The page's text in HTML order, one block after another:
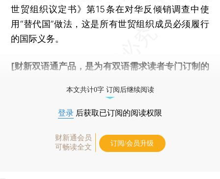
世贸组织议定书》第15条在对华反倾销调查中使
用“替代国”做法，这是所有世贸组织成员必须履行
的国际义务。
[财新双语通产品，是为有双语需求读者专门订制的
本文共计0字 订阅后继续阅读
登录 后获取已订阅的阅读权限
财新通会员
可畅读全文
订阅/会员升级